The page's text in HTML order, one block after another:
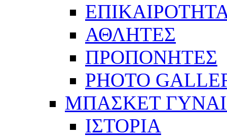
ΑΘΛΗΤΕΣ
ΠΡΟΠΟΝΗΤΕΣ
PHOTO
ΜΠΑΣΚΕΤ
ΙΣΤΟΡΙΑ